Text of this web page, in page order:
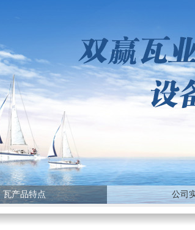
瓦产品特点 公司